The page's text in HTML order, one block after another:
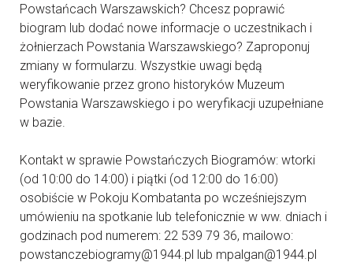
Powstańcach Warszawskich? Chcesz poprawić
biogram lub dodać nowe informacje o uczestnikach i
żołnierzach Powstania Warszawskiego? Zaproponuj
zmiany w formularzu. Wszystkie uwagi będą
weryfikowanie przez grono historyków Muzeum
Powstania Warszawskiego i po weryfikacji uzupełniane
w bazie.
Kontakt w sprawie Powstańczych Biogramów: wtorki
(od 10:00 do 14:00) i piątki (od 12:00 do 16:00)
osobiście w Pokoju Kombatanta po wcześniejszym
umówieniu na spotkanie lub telefonicznie w ww. dniach i
godzinach pod numerem: 22 539 79 36, mailowo:
powstanczebiogramy@1944.pl lub mpalgan@1944.pl